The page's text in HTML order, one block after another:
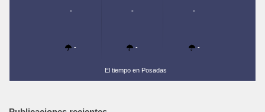
-
-
-
-
-
-
El tiempo en Posadas